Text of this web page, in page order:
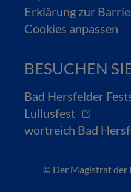
Erklärung zur
Cookies anpassen
BESUCHEN
Bad Hersfelder
Lullusfest
wortreich Bad
© Der Magistrat der